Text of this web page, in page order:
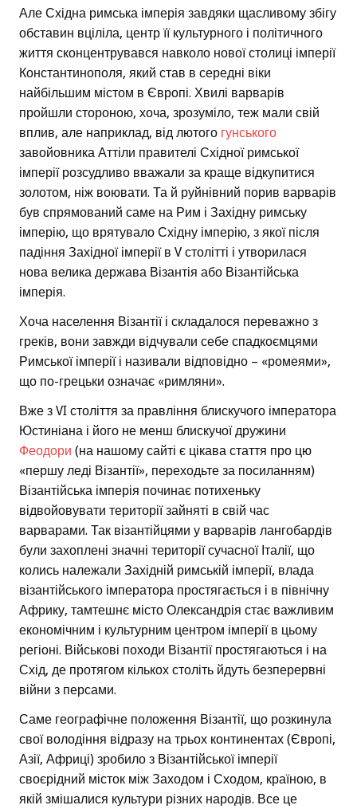
Але Східна римська імперія завдяки щасливому збігу
обставин вціліла, центр її культурного і політичного
життя сконцентрувався навколо нової столиці імперії
Константинополя, який став в середні віки
найбільшим містом в Європі. Хвилі варварів
пройшли стороною, хоча, зрозуміло, теж мали свій
вплив, але наприклад, від лютого гунського
завойовника Аттіли правителі Східної римської
імперії розсудливо вважали за краще відкупитися
золотом, ніж воювати. Та й руйнівний порив варварів
був спрямований саме на Рим і Західну римську
імперію, що врятувало Східну імперію, з якої після
падіння Західної імперії в V столітті і утворилася
нова велика держава Візантія або Візантійська
імперія.
Хоча населення Візантії і складалося переважно з
греків, вони завжди відчували себе спадкоємцями
Римської імперії і називали відповідно – «ромеями»,
що по-грецьки означає «римляни».
Вже з VI століття за правління блискучого імператора
Юстиніана і його не менш блискучої дружини
Феодори (на нашому сайті є цікава стаття про цю
«першу леді Візантії», переходьте за посиланням)
Візантійська імперія починає потихеньку
відвойовувати території зайняті в свій час
варварами. Так візантійцями у варварів лангобардів
були захоплені значні території сучасної Італії, що
колись належали Західній римській імперії, влада
візантійського імператора простягається і в північну
Африку, тамтешнє місто Олександрія стає важливим
економічним і культурним центром імперії в цьому
регіоні. Військові походи Візантії простягаються і на
Схід, де протягом кількох століть йдуть безперервні
війни з персами.
Саме географічне положення Візантії, що розкинула
свої володіння відразу на трьох континентах (Європі,
Азії, Африці) зробило з Візантійської імперії
своєрідний місток між Заходом і Сходом, країною, в
якій змішалися культури різних народів. Все це